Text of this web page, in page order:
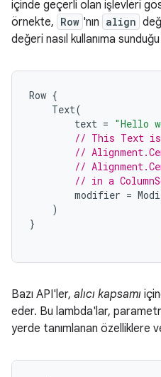
içinde geçerli olan işlevleri
örnekte, Row 'nın align
değeri nasıl kullanıma
Row {
Text(
text = "Hello
// This Text is
//
//
// in a
modifier =
)
}
Bazı API'ler, alıcı kapsamı
eder. Bu lambda'lar,
yerde tanımlanan özelliklere